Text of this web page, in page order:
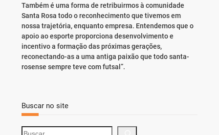
Também é uma forma de retribuirmos à comunidade
Santa Rosa todo o reconhecimento que tivemos em
nossa trajetória, enquanto empresa. Entendemos que o
apoio ao esporte proporciona desenvolvimento e
incentivo a formação das próximas gerações,
reconectando-as a uma antiga paixão que todo santa-
rosense sempre teve com futsal”.
Buscar no site
S